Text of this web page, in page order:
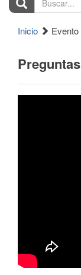
Inicio Evento